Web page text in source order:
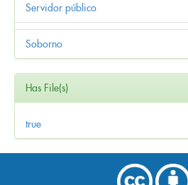
Servidor público
Soborno
Has File(s)
true